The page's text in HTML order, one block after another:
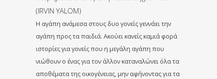
(IRVIN YALOM)
Η αγάπη ανάμεσα στους δυο γονείς γεννάει την
αγάπη προς τα παιδιά. Ακούει κανείς καμιά φορά
ιστορίες για γονείς που η μεγάλη αγάπη που
νιώθουν ο ένας για τον άλλον καταναλώνει όλα τα
αποθέματα της οικογένειας, μην αφήνοντας για τα